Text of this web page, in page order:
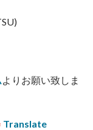
よりお願い致しま
Translate